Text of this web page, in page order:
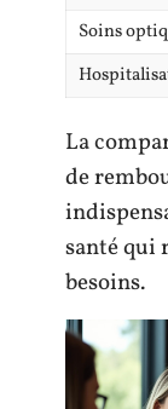
Soins
La
de
santé qui
besoins.